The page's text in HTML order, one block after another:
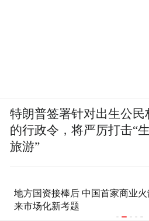
地方国资接棒后 中国首家商业
来市场化新考题
特朗普签署针对出生公民
的行政令，将严厉打击“
旅游”